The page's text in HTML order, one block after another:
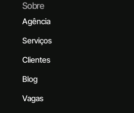
Sobre
Agência
Serviços
Clientes
Blog
Vagas